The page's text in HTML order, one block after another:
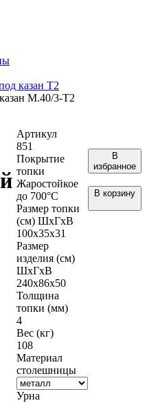
казан Т2
М.40/3-Т2
Артикул
851
Покрытие
топки
Жаростойкое
до 700°С
Размер топки
(см) ШхГхВ
100х35х31
Размер
изделия (см)
ШхГхВ
240х86х50
Толщина
топки (мм)
4
Вес (кг)
108
Материал
столешницы
Урна
В
избранное
В корзину